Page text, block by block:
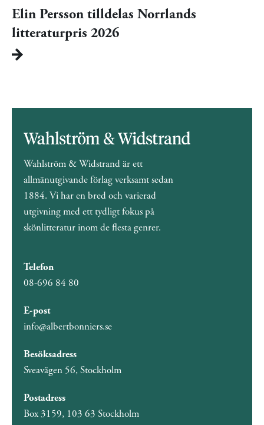
Elin Persson tilldelas Norrlands
litteraturpris 2026
Wahlström & Widstrand är ett
allmänutgivande förlag verksamt sedan
1884. Vi har en bred och varierad
utgivning med ett tydligt fokus på
skönlitteratur inom de flesta genrer.
Telefon
08-696 84 80
E-post
info@albertbonniers.se
Besöksadress
Sveavägen 56, Stockholm
Postadress
Box 3159, 103 63 Stockholm